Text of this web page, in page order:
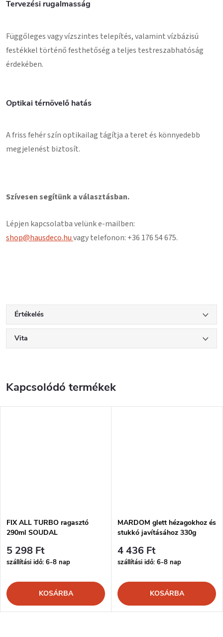
Tervezési rugalmasság
Függőleges vagy vízszintes telepítés, valamint vízbázisú
festékkel történő festhetőség a teljes testreszabhatóság
érdekében.
Optikai térnövelő hatás
A friss fehér szín optikailag tágítja a teret és könnyedebb
megjelenést biztosít.
Szívesen segítünk a választásban.
Lépjen kapcsolatba velünk e-mailben:
shop@hausdeco.huvagy telefonon: +36 176 54 675.
Értékelés
Vita
Kapcsolódó termékek
FIX ALL TURBO ragasztó
290ml SOUDAL
5 298 Ft
szállítási idő: 6-8 nap
KOSÁRBA
MARDOM glett hézagokhoz és
stukkó javításához 330g
4 436 Ft
szállítási idő: 6-8 nap
KOSÁRBA